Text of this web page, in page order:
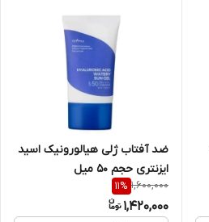
ضد آفتاب ژلی هیالورونیک اسید
ایزنتری حجم 50 میل
1,600,000
11%
1,420,000